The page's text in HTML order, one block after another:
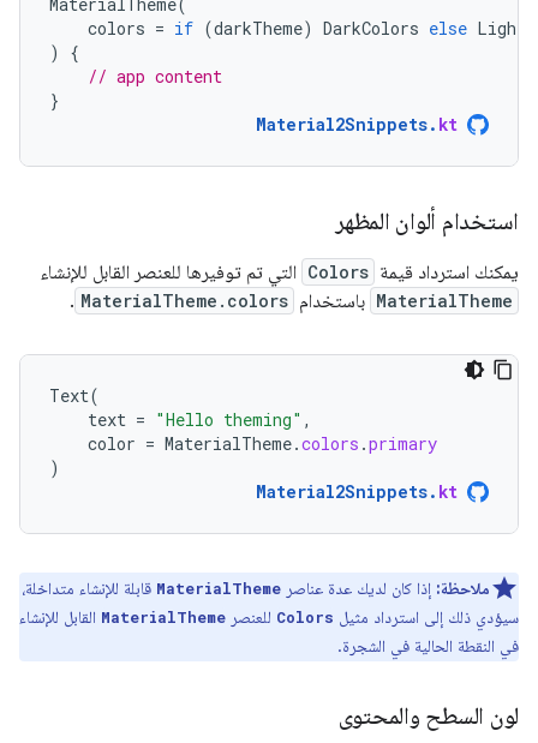
colors = if (darkTheme) DarkColors else
)
{
// app content
}
Material2Snippets. kt
استخدام ألوان المظهر
يمكنك استرداد قيمة Colors التي تم توفيرها للعنصر القابل للإنشاء
MaterialTheme باستخدام MaterialTheme.colors
.
Text(
text = "Hello theming" ,
color = MaterialTheme.colors .primary
)
Material2Snippets. kt
ملاحظة: إذا كان لديك عدة عناصر MaterialTheme قابلة للإنشاء متداخلة،
سيؤدي ذلك إلى استرداد مثيل Colors للعنصر MaterialTheme القابل للإنشاء
في النقطة الحالية في الشجرة.
لون السطح والمحتوى